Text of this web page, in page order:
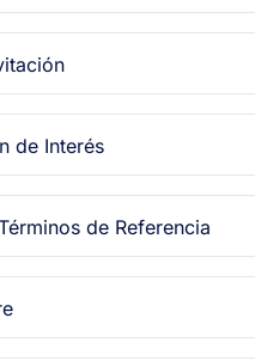
de Interés
de Referencia